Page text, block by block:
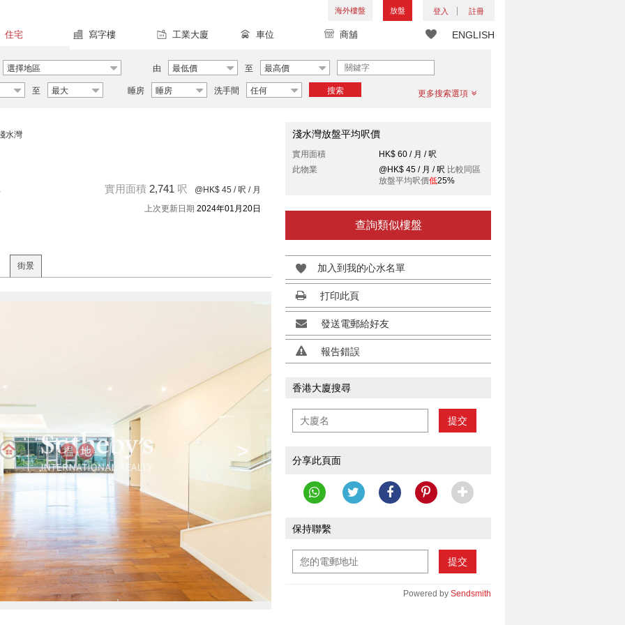
海外樓盤 放盤 登入 註冊
ENGLISH
住宅 寫字樓 工業大廈 車位 商舖
選擇地區 由 最低價 至 最高價
至 最大 睡房 睡房 洗手間 任何 搜索 更多搜索選項
水灣
實用面積 2,741 呎 @HK$ 45 / 呎 / 月
上次更新日期 2024年01月20日
街景
>
淺水灣放盤平均呎價
實用面積
HK$ 60 / 月 / 呎
此物業
@HK$ 45 / 月 / 呎 比較同區
放盤平均呎價低25%
查詢類似樓盤
加入到我的心水名單
打印此頁
發送電郵給好友
報告錯誤
香港大廈搜尋
提交
分享此頁面
保持聯繫
提交
Powered by Sendsmith